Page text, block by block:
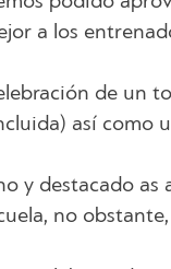
a los
de un
así como
y destacado
no